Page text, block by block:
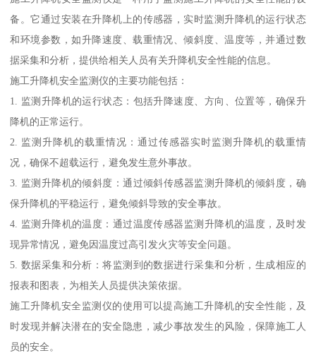
备。它通过安装在升降机上的传感器，实时监测升降机的运行状态
和环境参数，如升降速度、载重情况、倾斜度、温度等，并通过数
据采集和分析，提供给相关人员有关升降机安全性能的信息。
施工升降机安全监测仪的主要功能包括：
1. 监测升降机的运行状态：包括升降速度、方向、位置等，确保升
降机的正常运行。
2. 监测升降机的载重情况：通过传感器实时监测升降机的载重情
况，确保不超载运行，避免发生意外事故。
3. 监测升降机的倾斜度：通过倾斜传感器监测升降机的倾斜度，确
保升降机的平稳运行，避免倾斜导致的安全事故。
4. 监测升降机的温度：通过温度传感器监测升降机的温度，及时发
现异常情况，避免因温度过高引发火灾等安全问题。
5. 数据采集和分析：将监测到的数据进行采集和分析，生成相应的
报表和图表，为相关人员提供决策依据。
施工升降机安全监测仪的使用可以提高施工升降机的安全性能，及
时发现并解决潜在的安全隐患，减少事故发生的风险，保障施工人
员的安全。